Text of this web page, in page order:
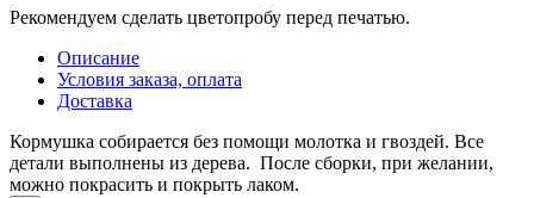
Рекомендуем сделать цветопробу перед печатью.
Описание
Условия заказа, оплата
Доставка
Кормушка собирается без помощи молотка и гвоздей. Все
детали выполнены из дерева. После сборки, при желании,
можно покрасить и покрыть лаком.